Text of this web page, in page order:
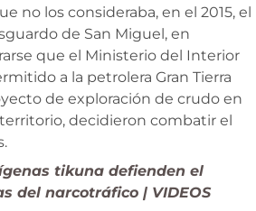
no los consideraba, en el 2015, el
de San Miguel, en
que el Ministerio del Interior
a la petrolera Gran Tierra
de exploración de crudo en
decidieron combatir el
tikuna defienden el
del narcotráfico | VIDEOS